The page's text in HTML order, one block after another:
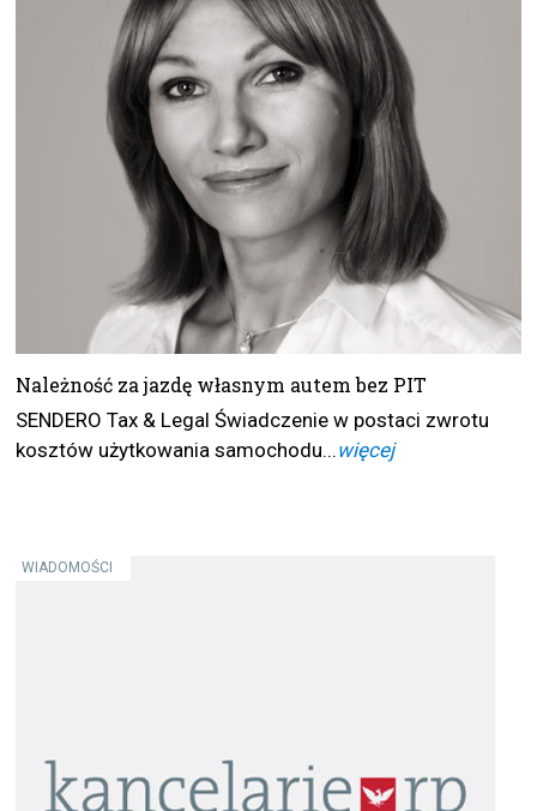
Należność za jazdę własnym autem bez PIT
SENDERO Tax & Legal Świadczenie w postaci zwrotu
kosztów użytkowania samochodu...więcej
WIADOMOŚCI